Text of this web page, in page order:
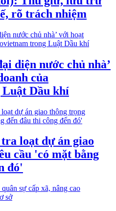
rõ trách nhiệm
diện nước chủ nhà’
của
Dầu khí
loạt dự án giao
cầu 'có mặt bằng
đó'